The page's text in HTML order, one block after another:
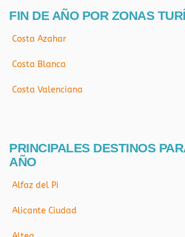
FIN DE AÑO POR ZONAS
Costa Azahar
Costa Blanca
Costa Valenciana
PRINCIPALES DESTINOS
AÑO
Alfaz del Pi
Alicante Ciudad